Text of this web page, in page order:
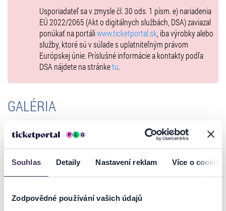
Souhlas Detaily Nastavení reklam Více o cookies
Zodpovědné používání vašich údajů
Usporiadateľ sa v zmysle čl. 30 ods. 1 písm. e) nariadenia
EÚ 2022/2065 (Akt o digitálnych službách, DSA) zaviazal
ponúkať na portáliwww.ticketportal.sk , iba výrobky alebo
služby, ktoré sú v súlade s uplatniteľným právom
Európskej únie. Príslušné informácie a kontakty podľa
DSA nájdete na stránketu.
GALÉRIA